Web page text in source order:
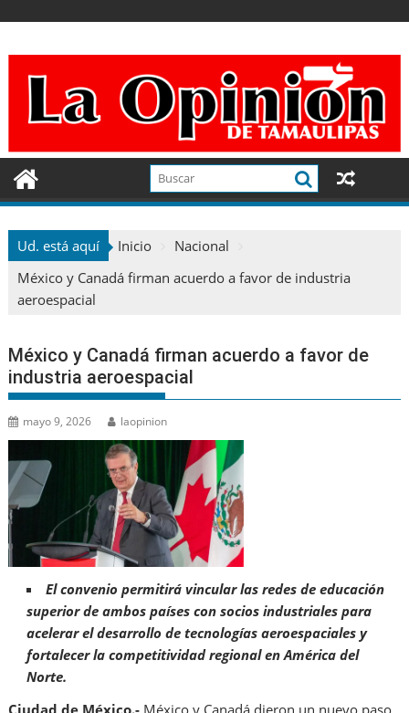
contenido
Ud. está aquí Inicio
Nacional
México y Canadá firman acuerdo a favor de industria
aeroespacial
México y Canadá firman acuerdo a favor de
industria aeroespacial
mayo 9, 2026 laopinion
El convenio permitirá vincular las redes de educación
superior de ambos países con socios industriales para
acelerar el desarrollo de tecnologías aeroespaciales y
fortalecer la competitividad regional en América del
Norte.